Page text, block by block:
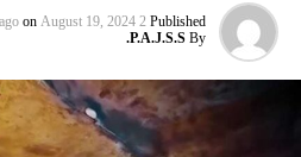
Published
2 years ago
on August 19, 2024
By
P.A.J.S.S.